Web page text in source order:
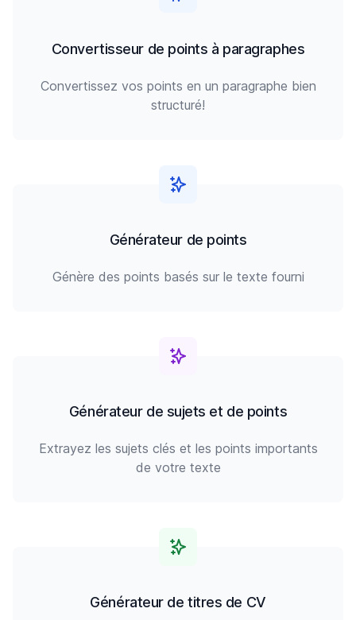
Convertisseur de points à paragraphes
Convertissez vos points en un paragraphe bien
structuré!
Générateur de points
Génère des points basés sur le texte fourni
Générateur de sujets et de points
Extrayez les sujets clés et les points importants
de votre texte
Générateur de titres de CV